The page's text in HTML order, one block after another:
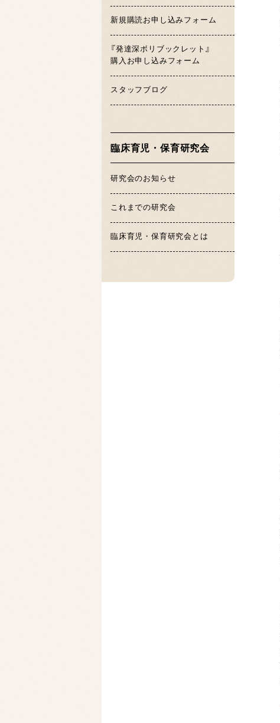
新規購読お申し込みフォーム
『発達深ボリブックレット』
購入お申し込みフォーム
スタッフブログ
臨床育児・保育研究会
研究会のお知らせ
これまでの研究会
臨床育児・保育研究会とは